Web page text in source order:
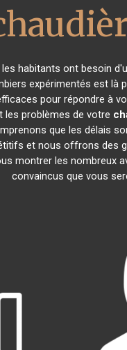
les habitants ont besoin
expérimentés est là
pour répondre à
les problèmes de votre
que les délais
et nous offrons des
montrer les nombreux
convaincus que vous